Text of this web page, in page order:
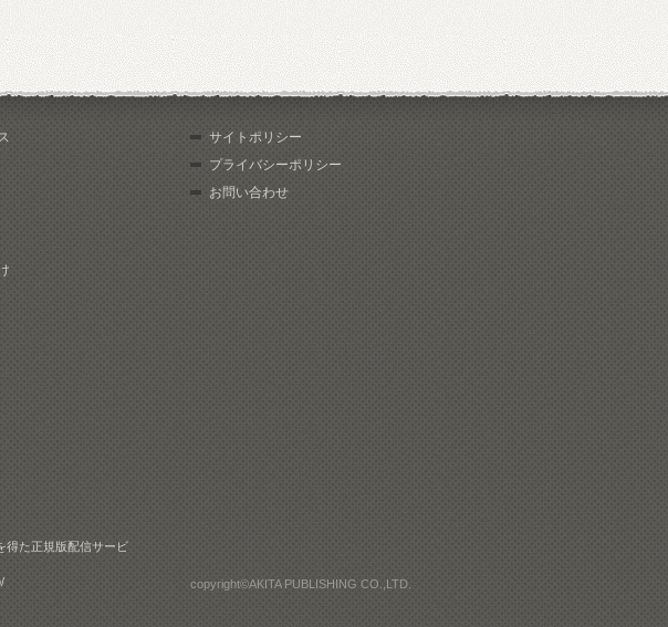
サイトポリシー
プライバシーポリシー
お問い合わせ
得た正規版配信サービ
copyright©AKITA PUBLISHING CO.,LTD.